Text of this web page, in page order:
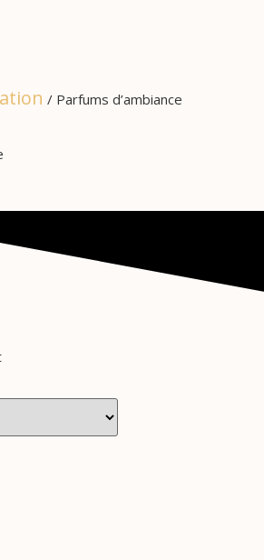
/ Parfums d’ambiance